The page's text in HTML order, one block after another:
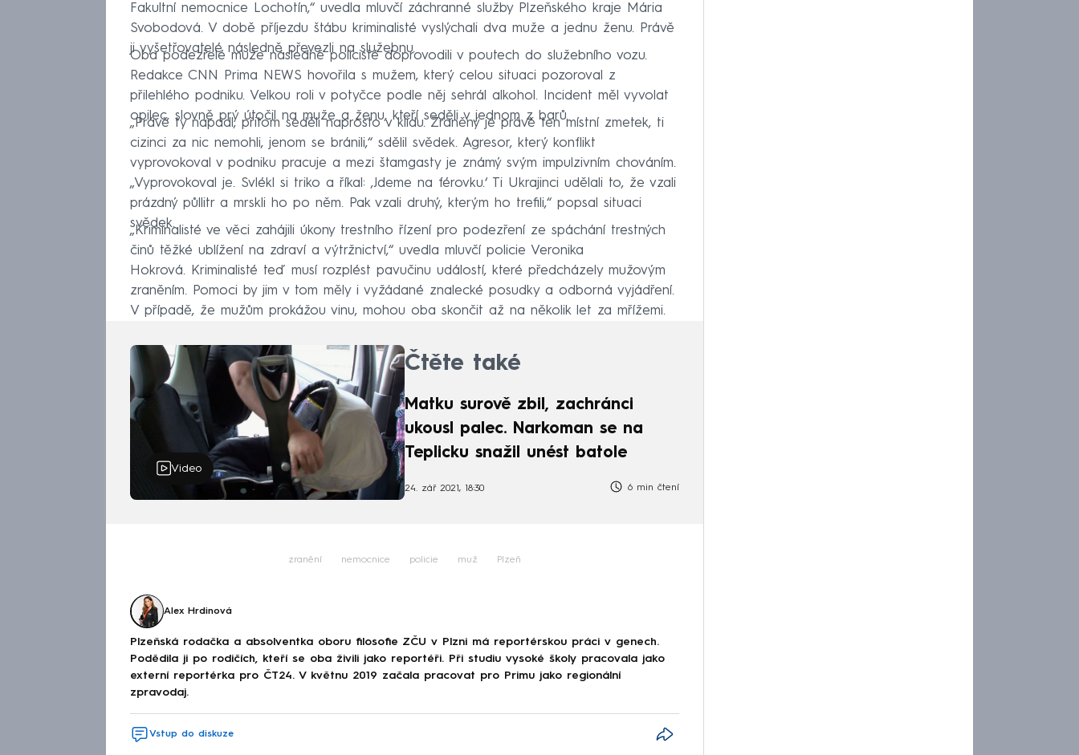
Fakultní nemocnice Lochotín,“ uvedla mluvčí záchranné služby Plzeňského kraje Mária
Svobodová. V době příjezdu štábu kriminalisté vyslýchali dva muže a jednu ženu. Právě
ji vyšetřovatelé následně převezli na služebnu.
Oba podezřelé muže následně policisté doprovodili v poutech do služebního vozu.
Redakce CNN Prima NEWS hovořila s mužem, který celou situaci pozoroval z
přilehlého podniku. Velkou roli v potyčce podle něj sehrál alkohol. Incident měl vyvolat
opilec, slovně prý útočil na muže a ženu, kteří seděli v jednom z barů.
„Právě ty napadl, přitom seděli naprosto v klidu. Zraněný je právě ten místní zmetek, ti
cizinci za nic nemohli, jenom se bránili,“ sdělil svědek. Agresor, který konflikt
vyprovokoval v podniku pracuje a mezi štamgasty je známý svým impulzivním chováním.
„Vyprovokoval je. Svlékl si triko a říkal: ‚Jdeme na férovku.‘ Ti Ukrajinci udělali to, že vzali
prázdný půllitr a mrskli ho po něm. Pak vzali druhý, kterým ho trefili,“ popsal situaci
svědek.
„Kriminalisté ve věci zahájili úkony trestního řízení pro podezření ze spáchání trestných
činů těžké ublížení na zdraví a výtržnictví,“ uvedla mluvčí policie Veronika
Hokrová. Kriminalisté teď musí rozplést pavučinu událostí, které předcházely mužovým
zraněním. Pomoci by jim v tom měly i vyžádané znalecké posudky a odborná vyjádření.
V případě, že mužům prokážou vinu, mohou oba skončit až na několik let za mřížemi.
Video
Čtěte také
Matku surově zbil, zachránci
ukousl palec. Narkoman se na
Teplicku snažil unést batole
24. zář 2021, 18:30 6 min čtení
zranění nemocnice policie muž Plzeň
Alex Hrdinová
Plzeňská rodačka a absolventka oboru filosofie ZČU v Plzni má reportérskou práci v genech.
Podědila ji po rodičích, kteří se oba živili jako reportéři. Při studiu vysoké školy pracovala jako
externí reportérka pro ČT24. V květnu 2019 začala pracovat pro Primu jako regionální
zpravodaj.
Vstup do diskuze